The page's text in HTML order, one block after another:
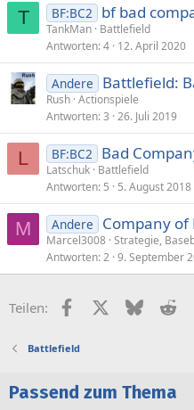
T BF:BC2 bf bad
TankMan Battlefield
Antworten 4 12. April 2020
Andere Battlefield:
Rush Actionspiele
Antworten 3 26. Juli 2019
L BF:BC2 Bad
Latschuk Battlefield
Antworten 5 5. August 2018
M Andere Company of
Marcel3008 Strategie,
Antworten 2 9. September
Teilen: FacebookX (Twitter)
Bluesky
Battlefield
Passend zum Thema